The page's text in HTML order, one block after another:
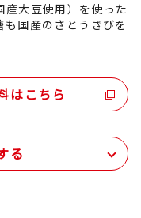
大豆使用）を使った
国産のさとうきびを
はこちら
る